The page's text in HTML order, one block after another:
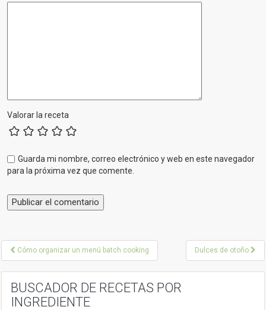
Valorar la receta
Guarda mi nombre, correo electrónico y web en este navegador
para la próxima vez que comente.
P
o
Cómo organizar un menú batch cooking Dulces de otoño
BUSCADOR DE RECETAS POR
INGREDIENTE